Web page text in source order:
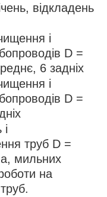
відкладень
і
D =
6 задніх
і
D =
труб D =
мильних
на